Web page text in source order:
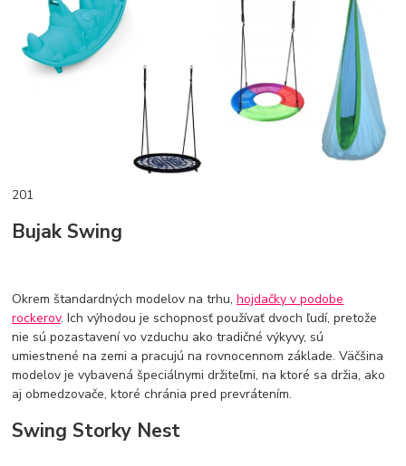
201
Bujak Swing
Okrem štandardných modelov na trhu,hojdačky v podobe
rockerov. Ich výhodou je schopnosť používať dvoch ľudí, pretože
nie sú pozastavení vo vzduchu ako tradičné výkyvy, sú
umiestnené na zemi a pracujú na rovnocennom základe. Väčšina
modelov je vybavená špeciálnymi držiteľmi, na ktoré sa držia, ako
aj obmedzovače, ktoré chránia pred prevrátením.
Swing Storky Nest